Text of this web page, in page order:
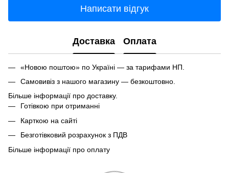
Написати відгук
Доставка Оплата
«Новою поштою» по Україні — за тарифами НП.
Самовивіз з нашого магазину — безкоштовно.
Більше інформації про доставку.
Готівкою при отриманні
Карткою на сайті
Безготівковий розрахунок з ПДВ
Більше інформації про оплату